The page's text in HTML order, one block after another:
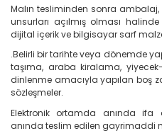
Malın tesliminden sonra
unsurları açılmış olması
dijital içerik ve bilgisayar sarf
.Belirli bir tarihte veya dönemde
taşıma, araba kiralama,
dinlenme amacıyla yapılan boş
sözleşmeler.
Elektronik ortamda anında ifa
anında teslim edilen gayrimaddi